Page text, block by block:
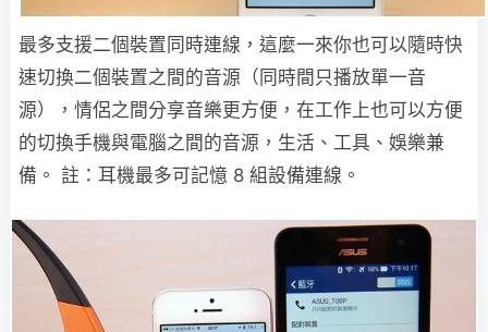
最多支援二個裝置同時連線，這麼一來你也可以隨時快
速切換二個裝置之間的音源（同時間只播放單一音
源），情侶之間分享音樂更方便，在工作上也可以方便
的切換手機與電腦之間的音源，生活、工具、娛樂兼
備。 註：耳機最多可記憶 8 組設備連線。